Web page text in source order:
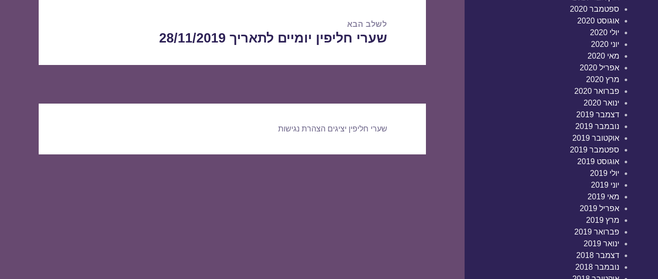
ספטמבר 2020
אוגוסט 2020
יולי 2020
יוני 2020
מאי 2020
אפריל 2020
מרץ 2020
פברואר 2020
ינואר 2020
דצמבר 2019
נובמבר 2019
אוקטובר 2019
ספטמבר 2019
אוגוסט 2019
יולי 2019
יוני 2019
מאי 2019
אפריל 2019
מרץ 2019
פברואר 2019
ינואר 2019
דצמבר 2018
נובמבר 2018
לשלב הבא
הפוסט
שערי חליפין יומיים לתאריך 28/11/2019
שערי חליפין יציגים הצהרת נגישות